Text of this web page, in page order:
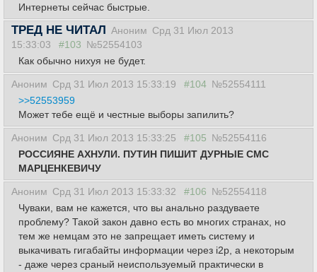
Интернеты сейчас быстрые.
ТРЕД НЕ ЧИТАЛ Аноним Срд 31 Июл 2013
15:33:03
#103 №52554103
Как обычно нихуя не будет.
Аноним Срд 31 Июл 2013 15:33:19 #104 №52554111
>>52553959
Может тебе ещё и честные выборы запилить?
Аноним Срд 31 Июл 2013 15:33:25 #105 №52554116
РОССИЯНЕ АХНУЛИ. ПУТИН ПИШИТ ДУРНЫЕ СМС
МАРЦЕНКЕВИЧУ
Аноним Срд 31 Июл 2013 15:33:32 #106 №52554118
Чуваки, вам не кажется, что вы анально раздуваете
проблему? Такой закон давно есть во многих странах, но
тем же немцам это не запрещает иметь систему и
выкачивать гигабайты информации через i2p, а некоторым
- даже через сраный неиспользуемый практически в